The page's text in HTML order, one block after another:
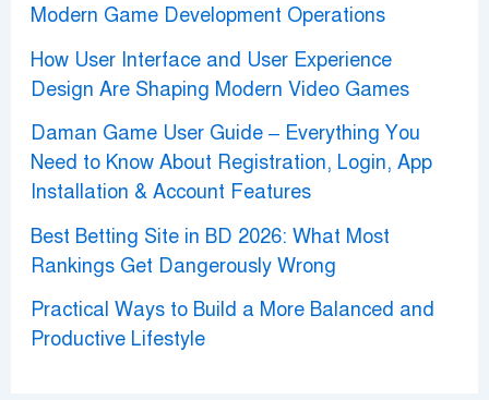
Modern Game Development Operations
How User Interface and User Experience
Design Are Shaping Modern Video Games
Daman Game User Guide – Everything You
Need to Know About Registration, Login, App
Installation & Account Features
Best Betting Site in BD 2026: What Most
Rankings Get Dangerously Wrong
Practical Ways to Build a More Balanced and
Productive Lifestyle